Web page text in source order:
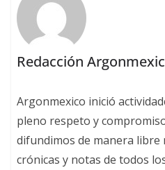
Redacción
Argonmexico inició
pleno respeto y
difundimos de manera
crónicas y notas de todos